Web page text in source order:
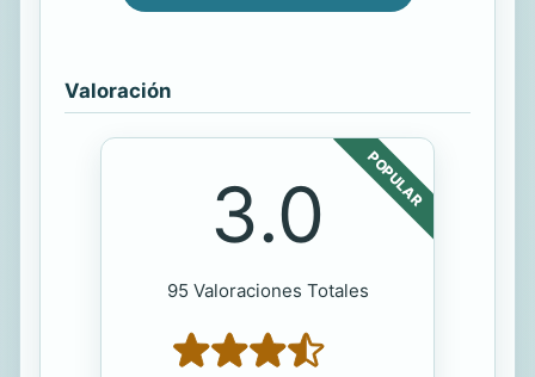
Valoración
POPULAR
3.0
95 Valoraciones Totales